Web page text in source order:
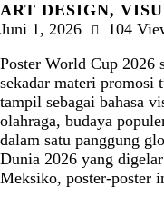
ART DESIGN,
Juni 1, 2026
104
Poster World Cup 2026
sekadar materi promosi
tampil sebagai bahasa
olahraga, budaya
dalam satu panggung
Dunia 2026 yang
Meksiko, poster-poster